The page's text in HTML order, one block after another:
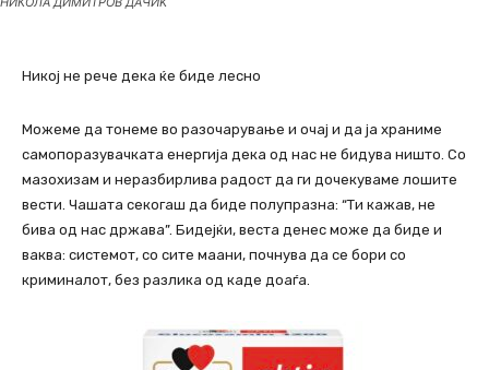
Никој не рече дека ќе биде лесно
Можеме да тонеме во разочарување и очај и да ја храниме
самопоразувачката енергија дека од нас не бидува ништо. Со
мазохизам и неразбирлива радост да ги дочекуваме лошите
вести. Чашата секогаш да биде полупразна: “Ти кажав, не
бива од нас држава”. Бидејќи, веста денес може да биде и
ваква: системот, со сите маани, почнува да се бори со
криминалот, без разлика од каде доаѓа.